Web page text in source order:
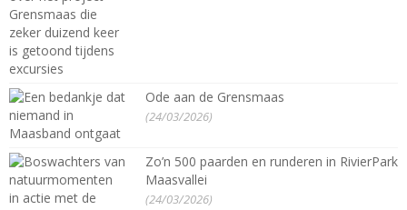
Ode aan de Grensmaas
(24/03/2026)
Zo’n 500 paarden en runderen in RivierPark
Maasvallei
(24/03/2026)